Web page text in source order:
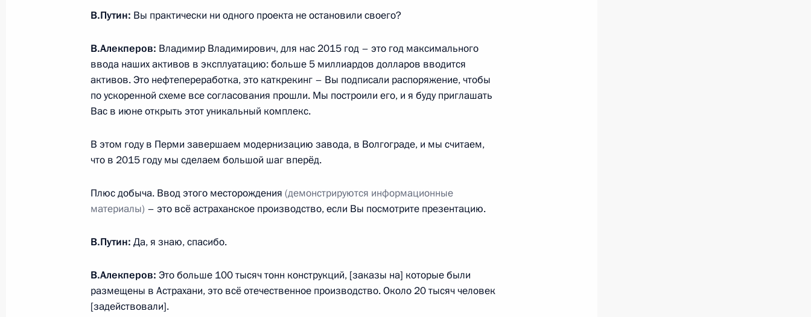
Алекперовым
30 сентября 2015 года, 21:00
Встреча с президентом компании «ЛУКОЙЛ» Вагитом
Алекперовым
2 февраля 2015 года, 13:40
Встреча с президентом компании «ЛУКОЙЛ» Вагитом
10 октября 2013 года, 12:20
Встреча с президентом компании «ЛУКОЙЛ» Вагитом
В.Путин: Вы практически ни одного проекта не остановили своего?
В.Алекперов: Владимир Владимирович, для нас 2015 год – это год максимального
ввода наших активов в эксплуатацию: больше 5 миллиардов долларов вводится
активов. Это нефтепереработка, это каткрекинг – Вы подписали распоряжение, чтобы
по ускоренной схеме все согласования прошли. Мы построили его, и я буду приглашать
Вас в июне открыть этот уникальный комплекс.
В этом году в Перми завершаем модернизацию завода, в Волгограде, и мы считаем,
что в 2015 году мы сделаем большой шаг вперёд.
Плюс добыча. Ввод этого месторождения (демонстрируются информационные
материалы) – это всё астраханское производство, если Вы посмотрите презентацию.
В.Путин: Да, я знаю, спасибо.
В.Алекперов: Это больше 100 тысяч тонн конструкций, [заказы на] которые были
размещены в Астрахани, это всё отечественное производство. Около 20 тысяч человек
[задействовали].